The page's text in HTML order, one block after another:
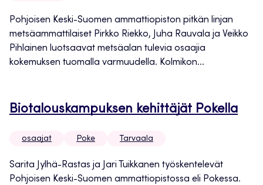
Pohjoisen Keski-Suomen ammattiopiston pitkän linjan
metsäammattilaiset Pirkko Riekko, Juha Rauvala ja Veikko
Pihlainen luotsaavat metsäalan tulevia osaajia
kokemuksen tuomalla varmuudella. Kolmikon...
Biotalouskampuksen kehittäjät Pokella
osaajat Poke Tarvaala
Sarita Jylhä-Rastas ja Jari Tuikkanen työskentelevät
Pohjoisen Keski-Suomen ammattiopistossa eli Pokessa.